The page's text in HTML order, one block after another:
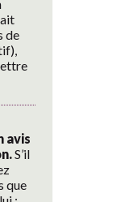
de
avis
S’il
que